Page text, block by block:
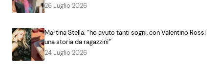
26 Luglio 2026
Martina Stella: “ho avuto tanti sogni, con Valentino Rossi
una storia da ragazzini”
24 Luglio 2026